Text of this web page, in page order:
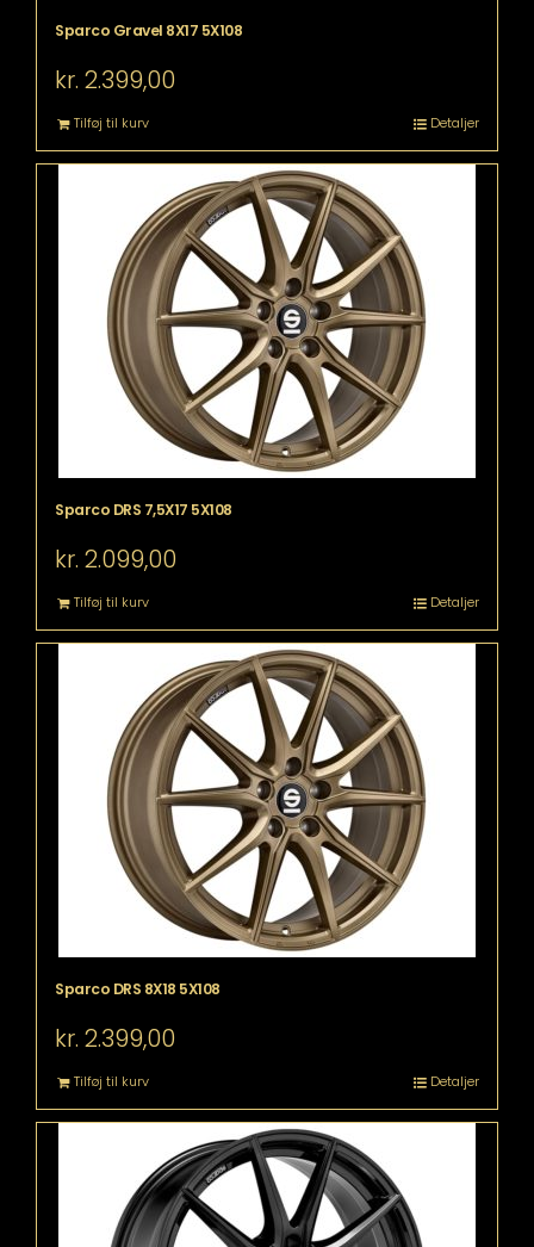
Sparco Gravel 8X17 5X108
kr. 2.399,00
Tilføj til kurv Detaljer
Sparco DRS 7,5X17 5X108
kr. 2.099,00
Tilføj til kurv Detaljer
Sparco DRS 8X18 5X108
kr. 2.399,00
Tilføj til kurv Detaljer